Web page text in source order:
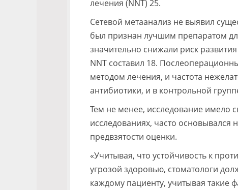
лечения (NNT) 25.
Сетевой метаанализ не выявил
был признан лучшим препаратом
значительно снижали риск
NNT составил 18.
методом лечения, и частота
антибиотики, и в контрольной
Тем не менее, исследование имело
исследованиях, часто
предвзятости оценки.
«Учитывая, что устойчивость к
угрозой здоровью, стоматологи
каждому пациенту, учитывая такие